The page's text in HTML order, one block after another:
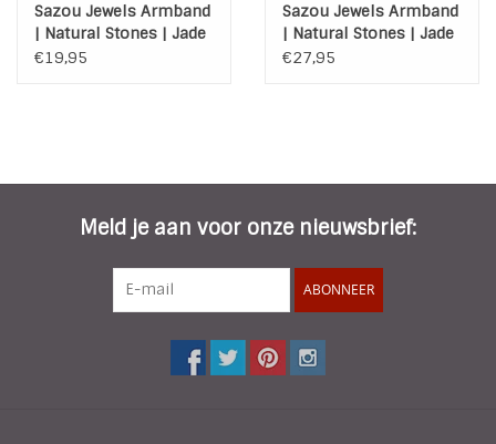
Sazou Jewels Armband
| Natural Stones | Jade
| Painted Wood
€19,95
Sazou Jewels Armband
| Natural Stones | Jade
| Jaspis | Zoisiet | Lava
€27,95
Meld je aan voor onze nieuwsbrief:
ABONNEER